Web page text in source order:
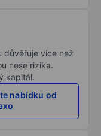
důvěřuje více než
nese rizika.
kapitál.
nabídku od